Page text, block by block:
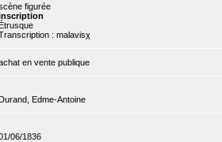
figurée
Étrusque
: malavisχ
en vente publique
Durand, Edme-Antoine
06/1836